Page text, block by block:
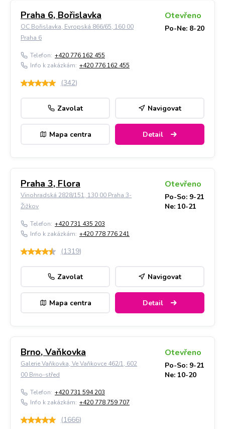
Praha 6, Bořislavka
OC Bořislavka, Evropská 866/65, 160 00
Praha 6
Otevřeno
Po-Ne: 8-20
Telefon: +420 776 162 455
Info k zakázkám: +420 776 162 455
(342)
Zavolat Navigovat
Mapa centra Detail
Praha 3, Flora
Vinohradská 2828/151, 130 00 Praha 3-
Žižkov
Otevřeno
Po-So: 9-21
Ne: 10-21
Telefon: +420 731 435 203
Info k zakázkám: +420 778 776 241
(1319)
Zavolat Navigovat
Mapa centra Detail
Brno, Vaňkovka
Galerie Vaňkovka, Ve Vaňkovce 462/1, 602
00 Brno-střed
Otevřeno
Po-So: 9-21
Ne: 10-20
Telefon: +420 731 594 203
Info k zakázkám: +420 778 759 707
(1666)